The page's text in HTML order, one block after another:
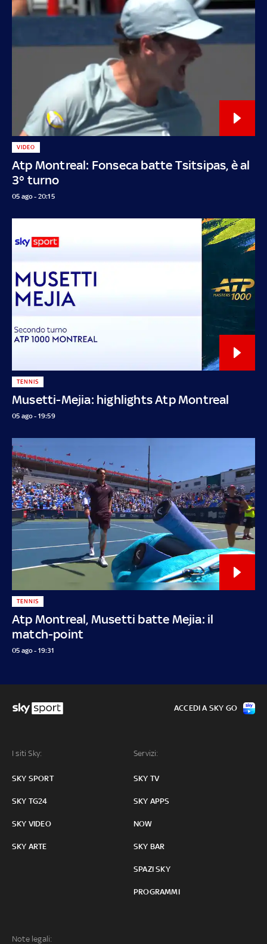
Atp Montreal: Fonseca batte Tsitsipas, è al
3° turno
VIDEO
05 ago - 20:15
Musetti-Mejia: highlights Atp Montreal
TENNIS
05 ago - 19:59
Atp Montreal, Musetti batte Mejia: il
match-point
TENNIS
05 ago - 19:31
I siti Sky:
SKY SPORT
SKY TG24
SKY VIDEO
SKY ARTE
Servizi:
SKY TV
SKY APPS
NOW
SKY BAR
SPAZI SKY
PROGRAMMI
Note legali:
ACCEDI A SKY GO